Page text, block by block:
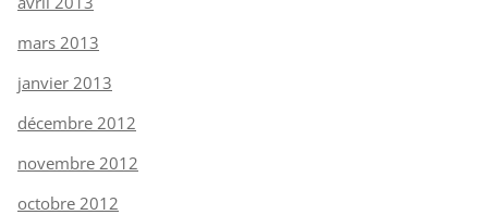
mars 2013
janvier 2013
décembre 2012
novembre 2012
octobre 2012